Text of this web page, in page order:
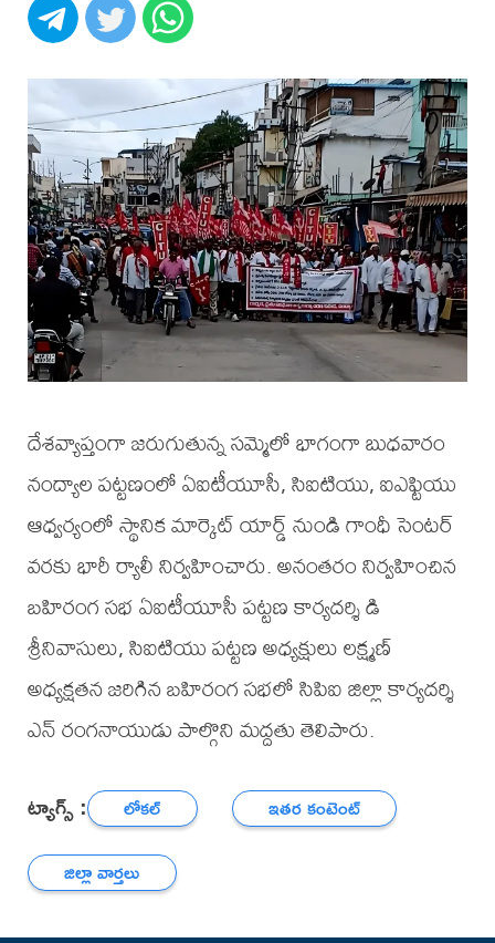
దేశవ్యాప్తంగా జరుగుతున్న సమ్మెలో భాగంగా బుధవారం
నంద్యాల పట్టణంలో ఏఐటీయూసీ, సిఐటియు, ఐఎఫ్టియు
ఆధ్వర్యంలో స్థానిక మార్కెట్ యార్డ్ నుండి గాంధీ సెంటర్
వరకు భారీ ర్యాలీ నిర్వహించారు. అనంతరం నిర్వహించిన
బహిరంగ సభ ఏఐటీయూసీ పట్టణ కార్యదర్శి డి
శ్రీనివాసులు, సిఐటియు పట్టణ అధ్యక్షులు లక్ష్మణ్
అధ్యక్షతన జరిగిన బహిరంగ సభలో సిపిఐ జిల్లా కార్యదర్శి
ఎన్ రంగనాయుడు పాల్గొని మద్దతు తెలిపారు.
ట్యాగ్స్ : లోకల్
ఇతర కంటెంట్
జిల్లా వార్తలు